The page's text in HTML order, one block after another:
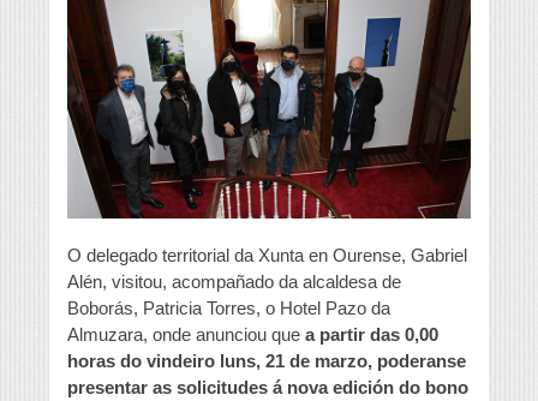
O delegado territorial da Xunta en Ourense, Gabriel
Alén, visitou, acompañado da alcaldesa de
Boborás, Patricia Torres, o Hotel Pazo da
Almuzara, onde anunciou que a partir das 0,00
horas do vindeiro luns, 21 de marzo, poderanse
presentar as solicitudes á nova edición do bono